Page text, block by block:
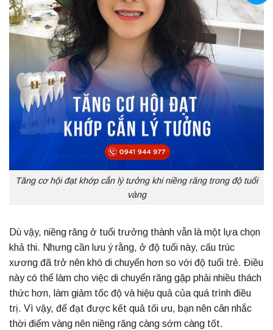
Tăng cơ hội đạt khớp cắn lý tưởng khi niềng răng trong độ tuổi
vàng
Dù vậy, niềng răng ở tuổi trưởng thành vẫn là một lựa chọn
khả thi. Nhưng cần lưu ý rằng, ở độ tuổi này, cấu trúc
xương đã trở nên khó di chuyển hơn so với độ tuổi trẻ. Điều
này có thể làm cho việc di chuyển răng gặp phải nhiều thách
thức hơn, làm giảm tốc độ và hiệu quả của quá trình điều
trị. Vì vậy, để đạt được kết quả tối ưu, bạn nên cân nhắc
thời điểm vàng nên niềng răng càng sớm càng tốt.